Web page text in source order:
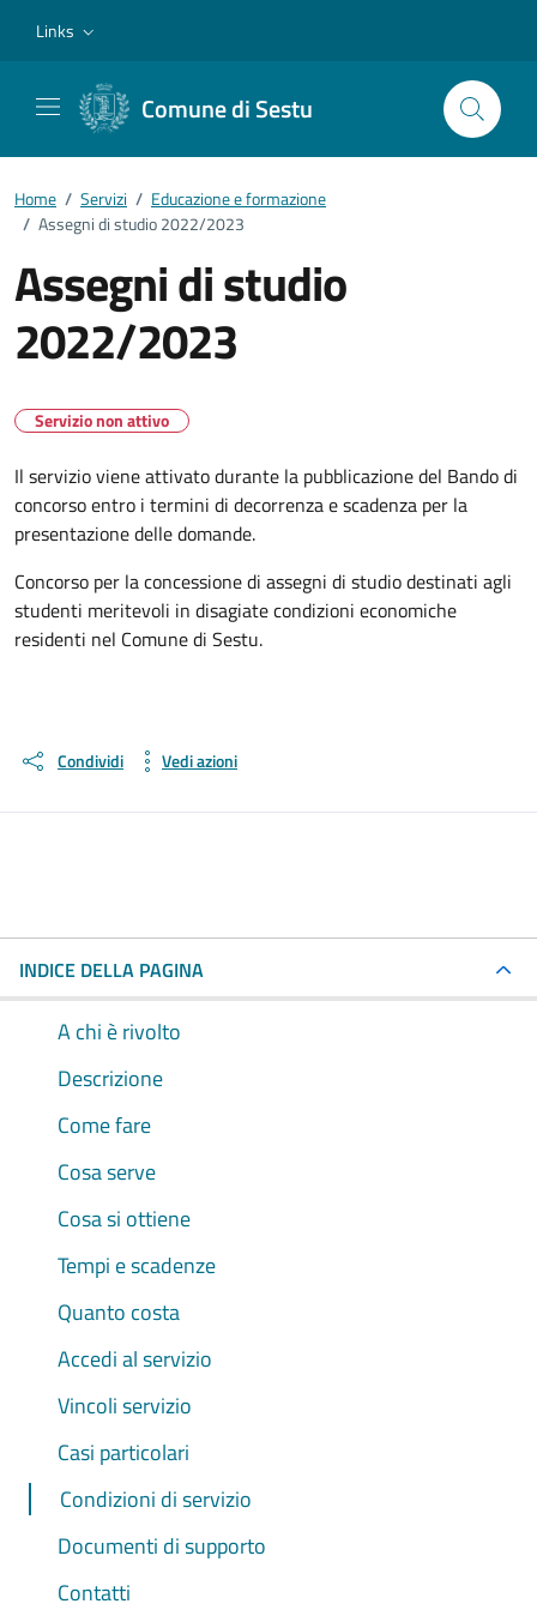
Links
Comune di Sestu
Home / Servizi / Educazione e formazione
/ Assegni di studio 2022/2023
Assegni di studio
2022/2023
Servizio non attivo
Il servizio viene attivato durante la pubblicazione del Bando di
concorso entro i termini di decorrenza e scadenza per la
presentazione delle domande.
Concorso per la concessione di assegni di studio destinati agli
studenti meritevoli in disagiate condizioni economiche
residenti nel Comune di Sestu.
Condividi Vedi azioni
INDICE DELLA PAGINA
A chi è rivolto
Descrizione
Come fare
Cosa serve
Cosa si ottiene
Tempi e scadenze
Quanto costa
Accedi al servizio
Vincoli servizio
Casi particolari
Condizioni di servizio
Documenti di supporto
Contatti